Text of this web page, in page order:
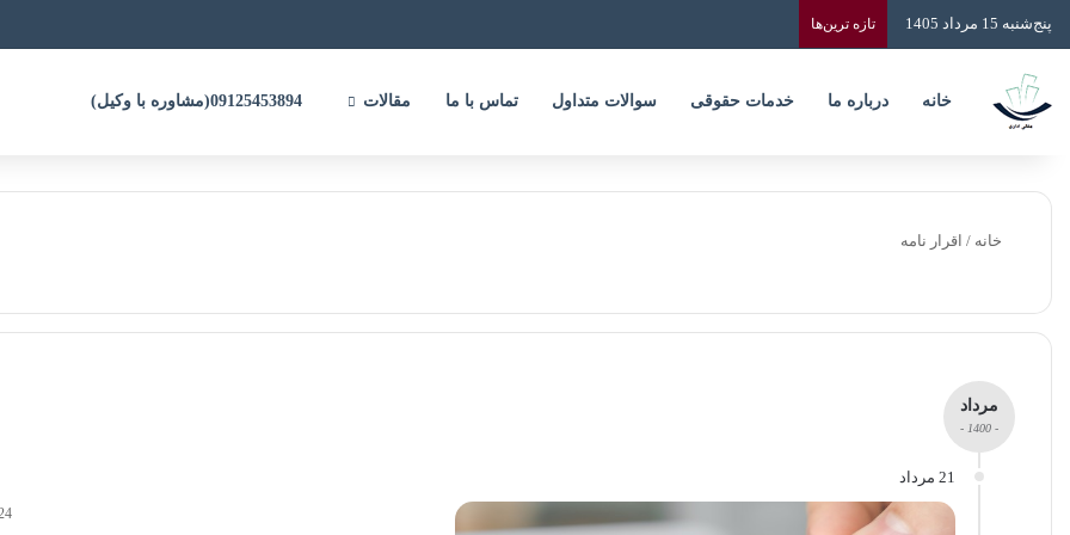
پنج‌شنبه 15 مرداد 1405 تازه‌ ترین‌ها
خانه درباره ما خدمات حقوقی سوالات متداول تماس با ما مقالات
خانه / اقرار نامه
مرداد
- 1400 -
21 مرداد